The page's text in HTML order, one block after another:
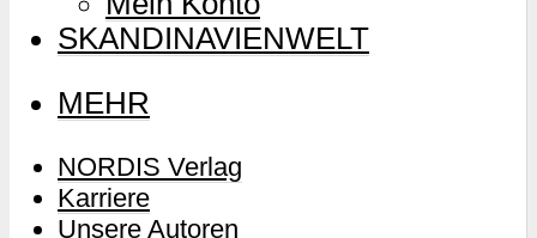
SKANDINAVIENWELT
MEHR
NORDIS Verlag
Karriere
Unsere Autoren